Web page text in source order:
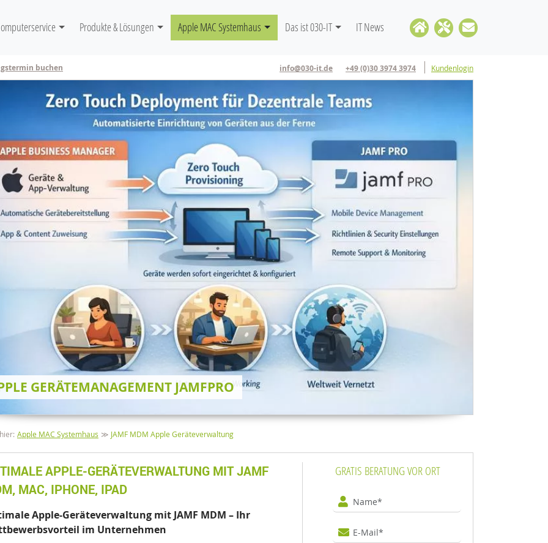
Produkte & Lösungen Apple MAC Systemhaus Das ist 030-IT IT News
buchen info@030-it.de +49 (0)30 3974 3974 Kundenlogin
GERÄTEMANAGEMENT JAMFPRO
Apple MAC Systemhaus JAMF MDM Apple Geräteverwaltung
APPLE-GERÄTEVERWALTUNG MIT JAMF
MAC, IPHONE, IPAD
Apple-Geräteverwaltung mit JAMF MDM – Ihr
im Unternehmen
GRATIS BERATUNG VOR ORT
Name
E-Mail